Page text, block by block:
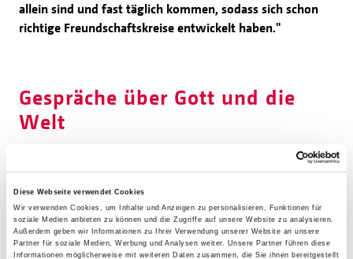
Diese Webseite verwendet Cookies
Wir verwenden Cookies, um Inhalte und Anzeigen zu personalisieren, Funktionen für
soziale Medien anbieten zu können und die Zugriffe auf unsere Website zu analysieren.
Außerdem geben wir Informationen zu Ihrer Verwendung unserer Website an unsere
Partner für soziale Medien, Werbung und Analysen weiter. Unsere Partner führen diese
Informationen möglicherweise mit weiteren Daten zusammen, die Sie ihnen bereitgestellt
allein sind und fast täglich kommen, sodass sich schon
richtige Freundschaftskreise entwickelt haben."
Gespräche über Gott und die
Welt
Gotteserfahrungen bis zu hin zu Gesprächen mit Gästen,
die von der Kirche enttäuscht seien, sich nicht mehr
angenommen fühlten und einen Wunsch nach